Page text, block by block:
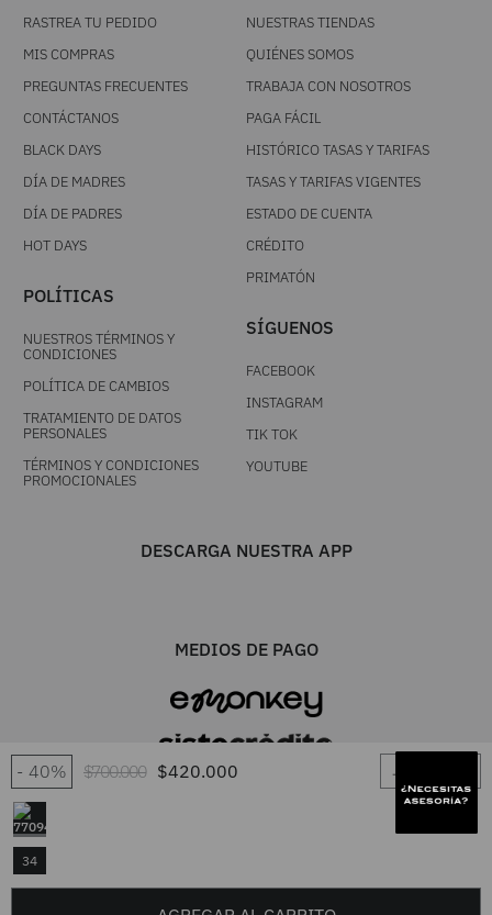
40% $700.000 $420.000 －
34
RASTREA TU PEDIDO
MIS COMPRAS
PREGUNTAS FRECUENTES
CONTÁCTANOS
BLACK DAYS
DÍA DE MADRES
DÍA DE PADRES
HOT DAYS
POLÍTICAS
NUESTROS TÉRMINOS Y
CONDICIONES
POLÍTICA DE CAMBIOS
TRATAMIENTO DE DATOS
PERSONALES
TÉRMINOS Y CONDICIONES
PROMOCIONALES
NUESTRAS TIENDAS
QUIÉNES SOMOS
TRABAJA CON NOSOTROS
PAGA FÁCIL
HISTÓRICO TASAS Y TARIFAS
TASAS Y TARIFAS VIGENTES
ESTADO DE CUENTA
CRÉDITO
PRIMATÓN
SÍGUENOS
FACEBOOK
INSTAGRAM
TIK TOK
YOUTUBE
DESCARGA NUESTRA APP
MEDIOS DE PAGO
UNA MARCA TIENDACOL S.A.S. / Línea única 604 444 0101 - Resto del
país 01 8000 417 7777 / TODOS LOS DERECHOS RESERVADOS FRUTA